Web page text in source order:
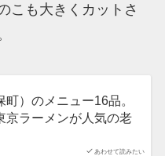
こも大きくカットさ
あわせて読みたい
町）のメニュー16品。
京ラーメンが人気の老